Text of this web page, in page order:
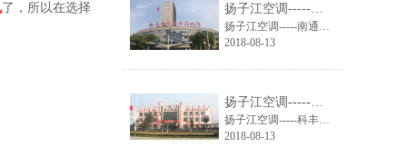
了，所以在选择
扬子江空调-----南通市妇幼保健院就通风系统与扬子江空调达成一致
扬子江空调-----南通市妇幼保健院就通风系统与扬子江空调达成一致
2018-08-13
扬子江空调-----科丰集团大楼空调系统解决方案
扬子江空调-----科丰集团大楼空调系统解决方案
2018-08-13